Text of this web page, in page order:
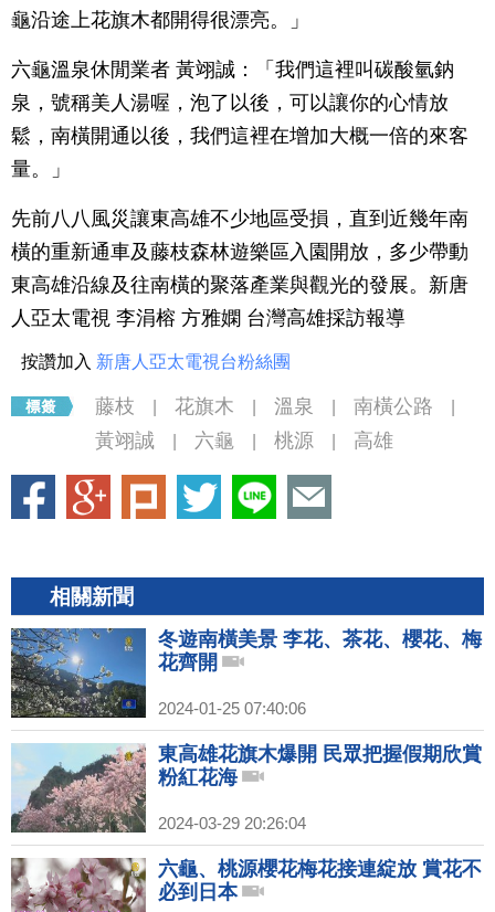
龜沿途上花旗木都開得很漂亮。」
六龜溫泉休閒業者 黃翊誠：「我們這裡叫碳酸氫鈉
泉，號稱美人湯喔，泡了以後，可以讓你的心情放
鬆，南橫開通以後，我們這裡在增加大概一倍的來客
量。」
先前八八風災讓東高雄不少地區受損，直到近幾年南
橫的重新通車及藤枝森林遊樂區入園開放，多少帶動
東高雄沿線及往南橫的聚落產業與觀光的發展。新唐
人亞太電視 李涓榕 方雅嫻 台灣高雄採訪報導
按讚加入 新唐人亞太電視台粉絲團
藤枝 花旗木 溫泉 南橫公路
黃翊誠 六龜 桃源 高雄
相關新聞
冬遊南橫美景 李花、茶花、櫻花、梅
花齊開
2024-01-25 07:40:06
東高雄花旗木爆開 民眾把握假期欣賞
粉紅花海
2024-03-29 20:26:04
六龜、桃源櫻花梅花接連綻放 賞花不
必到日本